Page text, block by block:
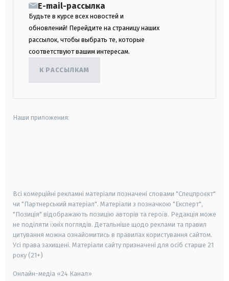
E-mail-рассылка
Будьте в курсе всех новостей и
обновлений! Перейдите на страницу наших
рассылок, чтобы выбрать те, которые
соответствуют вашим интересам.
К РАССЫЛКАМ
Наши приложения:
Всі комерційні рекламні матеріали позначені словами "Спецпроєкт"
чи "Партнерський матеріал". Матеріали з позначкою "Експерт",
"Позиція" відображають позицію авторів та героїв. Редакція може
не поділяти їхніх поглядів. Детальніше щодо реклами та правил
цитування можна ознайомитись в правилах користування сайтом.
Усі права захищені. Матеріали сайту призначені для осіб старше 21
року (21+)
Онлайн-медіа «24 Канал»